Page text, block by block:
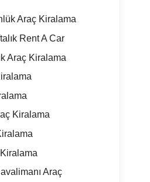
Araç Kiralama
Rent A Car
Araç Kiralama
Kiralama
Araç